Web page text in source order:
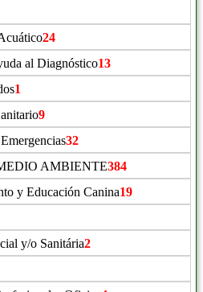
24
al Diagnóstico13
1
9
32
AMBIENTE384
y Educación Canina19
y/o Sanitária2